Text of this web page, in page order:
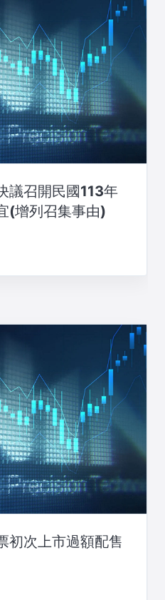
議召開民國113年
(增列召集事由)
初次上市過額配售